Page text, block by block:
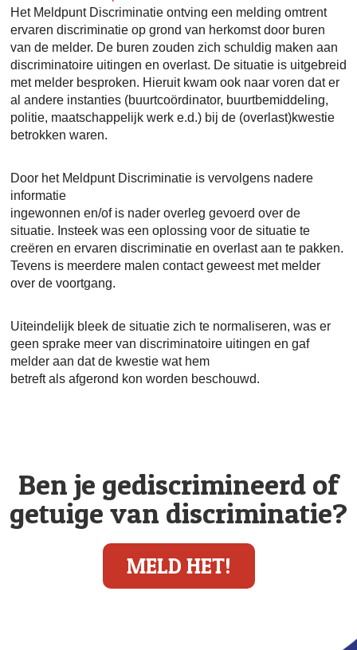
Het Meldpunt Discriminatie ontving een melding omtrent
ervaren discriminatie op grond van herkomst door buren
van de melder. De buren zouden zich schuldig maken aan
discriminatoire uitingen en overlast. De situatie is uitgebreid
met melder besproken. Hieruit kwam ook naar voren dat er
al andere instanties (buurtcoördinator, buurtbemiddeling,
politie, maatschappelijk werk e.d.) bij de (overlast)kwestie
betrokken waren.
Door het Meldpunt Discriminatie is vervolgens nadere
informatie
ingewonnen en/of is nader overleg gevoerd over de
situatie. Insteek was een oplossing voor de situatie te
creëren en ervaren discriminatie en overlast aan te pakken.
Tevens is meerdere malen contact geweest met melder
over de voortgang.
Uiteindelijk bleek de situatie zich te normaliseren, was er
geen sprake meer van discriminatoire uitingen en gaf
melder aan dat de kwestie wat hem
betreft als afgerond kon worden beschouwd.
Ben je gediscrimineerd of
getuige van discriminatie?
MELD HET!